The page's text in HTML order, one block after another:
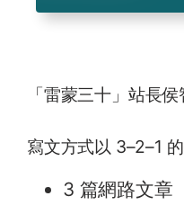
「雷蒙三十」站長
寫文方式以 3–2–1
3 篇網路文章